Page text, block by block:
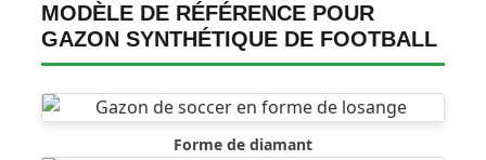
MODÈLE DE RÉFÉRENCE POUR
GAZON SYNTHÉTIQUE DE FOOTBALL
Forme de diamant